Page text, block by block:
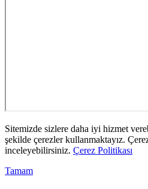
Sitemizde sizlere daha iyi hizmet
şekilde çerezler kullanmaktayız.
inceleyebilirsiniz. Çerez Politikası
Tamam